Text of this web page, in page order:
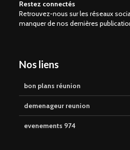
Restez connectés
Retrouvez-nous sur les réseaux
manquer de nos dernières
Nos liens
bon plans réunion
demenageur reunion
evenements 974